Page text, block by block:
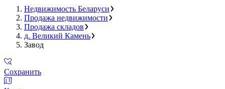
Недвижимость Беларуси
Продажа недвижимости
Продажа складов
д. Великий Камень
Завод
Сохранить